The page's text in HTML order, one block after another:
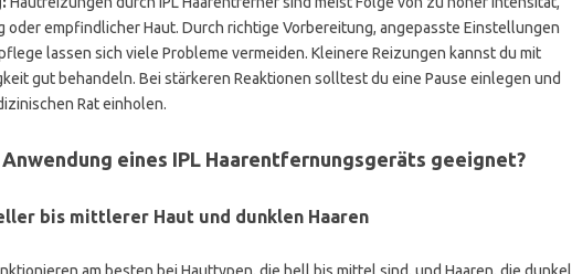
oder empfindlicher Haut. Durch richtige Vorbereitung, angepasste Einstellungen
lassen sich viele Probleme vermeiden. Kleinere Reizungen kannst du mit
gut behandeln. Bei stärkeren Reaktionen solltest du eine Pause einlegen und
Rat einholen.
eines IPL Haarentfernungsgeräts geeignet?
bis mittlerer Haut und dunklen Haaren